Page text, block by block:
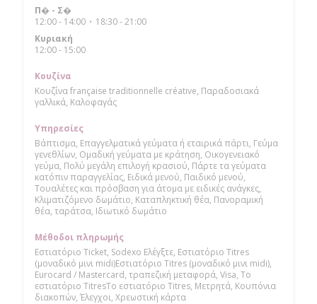
Π� - Σ�
12:00 - 14:00 • 18:30 - 21:00
Κυριακή
12:00 - 15:00
Κουζίνα
Κουζίνα française traditionnelle créative, Παραδοσιακά
γαλλικά, Καλοφαγάς
Υπηρεσίες
Βάπτισμα, Επαγγελματικά γεύματα ή εταιρικά πάρτι, Γεύμα
γενεθλίων, Ομαδική γεύματα με κράτηση, Οικογενειακό
γεύμα, Πολύ μεγάλη επιλογή κρασιού, Πάρτε τα γεύματα
κατόπιν παραγγελίας, Ειδικά μενού, Παιδικό μενού,
Τουαλέτες και πρόσβαση για άτομα με ειδικές ανάγκες,
Κλιματιζόμενο δωμάτιο, Καταπληκτική θέα, Πανοραμική
θέα, ταράτσα, Ιδιωτικό δωμάτιο
Μέθοδοι πληρωμής
Εστιατόριο Ticket, Sodexo Ελέγξτε, Εστιατόριο Titres
(μοναδικό μινι midi)Εστιατόριο Titres (μοναδικό μινι midi),
Eurocard / Mastercard, τραπεζική μεταφορά, Visa, Το
εστιατόριο TitresΤο εστιατόριο Titres, Μετρητά, Κουπόνια
διακοπών, Έλεγχοι, Χρεωστική κάρτα